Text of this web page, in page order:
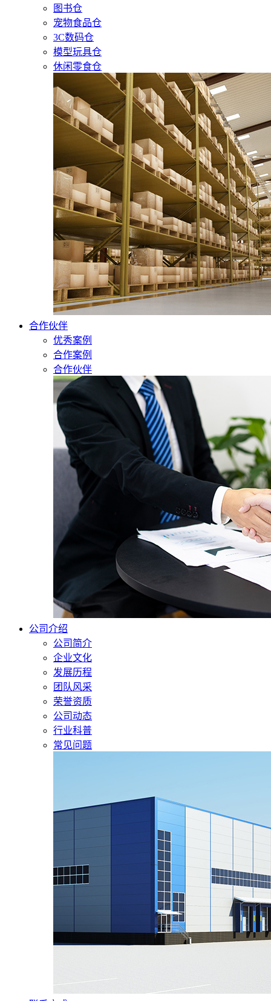
图书仓
宠物食品仓
3C数码仓
模型玩具仓
休闲零食仓
合作伙伴
优秀案例
合作案例
合作伙伴
公司介绍
公司简介
企业文化
发展历程
团队风采
荣誉资质
公司动态
行业科普
常见问题